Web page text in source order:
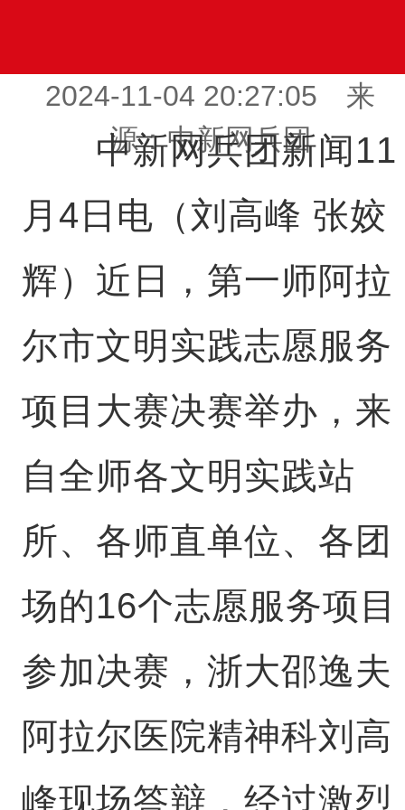
2024-11-04 20:27:05 来
源：中新网兵团
中新网兵团新闻11
月4日电（刘高峰 张姣
辉）近日，第一师阿拉
尔市文明实践志愿服务
项目大赛决赛举办，来
自全师各文明实践站
所、各师直单位、各团
场的16个志愿服务项目
参加决赛，浙大邵逸夫
阿拉尔医院精神科刘高
峰现场答辩，经过激烈